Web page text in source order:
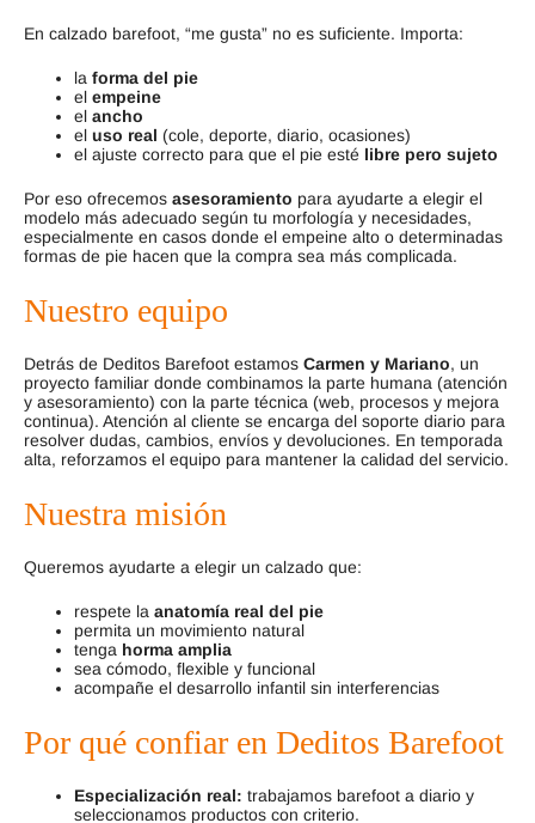
En calzado barefoot, “me gusta” no es suficiente. Importa:
la forma del pie
el empeine
el ancho
el uso real (cole, deporte, diario, ocasiones)
el ajuste correcto para que el pie esté libre pero sujeto
Por eso ofrecemos asesoramiento para ayudarte a elegir el
modelo más adecuado según tu morfología y necesidades,
especialmente en casos donde el empeine alto o determinadas
formas de pie hacen que la compra sea más complicada.
Nuestro equipo
Detrás de Deditos Barefoot estamos Carmen y Mariano, un
proyecto familiar donde combinamos la parte humana (atención
y asesoramiento) con la parte técnica (web, procesos y mejora
continua). Atención al cliente se encarga del soporte diario para
resolver dudas, cambios, envíos y devoluciones. En temporada
alta, reforzamos el equipo para mantener la calidad del servicio.
Nuestra misión
Queremos ayudarte a elegir un calzado que:
respete la anatomía real del pie
permita un movimiento natural
tenga horma amplia
sea cómodo, flexible y funcional
acompañe el desarrollo infantil sin interferencias
Por qué confiar en Deditos Barefoot
Especialización real: trabajamos barefoot a diario y
seleccionamos productos con criterio.